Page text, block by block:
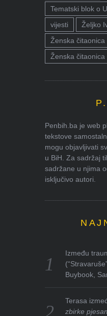
Tematski blok o
vijesti
Željko
Ženska čitaonica
Ženska čitaonica
Penbih.ba je web
tekstove
mogu objavljivati
u BiH. Za sadržaj
sadržane u njima
isključivo autori.
Između
Buybook,
Terasa
zbirke